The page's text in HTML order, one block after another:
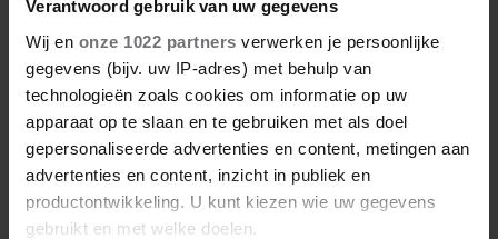
Verantwoord gebruik van uw gegevens
Wij en onze 1022 partners verwerken je persoonlijke
gegevens (bijv. uw IP-adres) met behulp van
technologieën zoals cookies om informatie op uw
apparaat op te slaan en te gebruiken met als doel
gepersonaliseerde advertenties en content, metingen aan
advertenties en content, inzicht in publiek en
productontwikkeling. U kunt kiezen wie uw gegevens
gebruikt en met welke doelen.
kopen’
Mia: ‘Een open relatie leek
een goed idee, maar het
werkt totaal niet’